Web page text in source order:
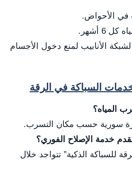
في الأحواض.
6 أشهر.
الأنابيب لمنع دخول الأجسام
السباكة في الرقة
المياه؟
خدمة الإصلاح الفوري؟
للسباكة الذكية” تتواجد خلال